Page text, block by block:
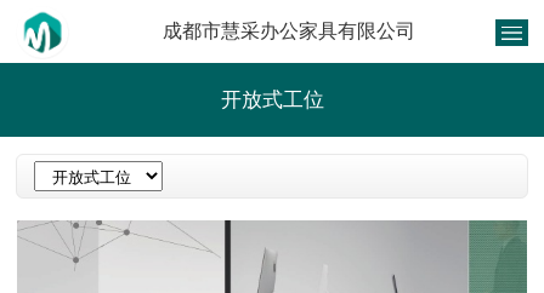
成都市慧采办公家具有限公司
开放式工位